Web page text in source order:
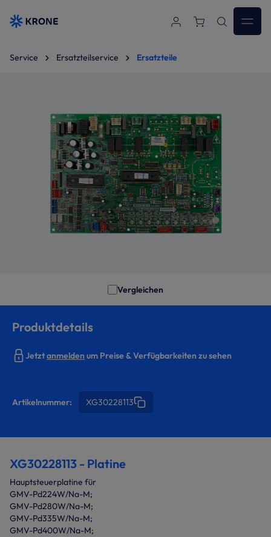
Zum Hauptinhalt springen
Service Ersatzteilservice Ersatzteile
Vergleichen
Produktdetails
Jetztanmeldenum Preise & Verfügbarkeiten zu sehen
Artikelnummer: XG30228113
XG30228113 - Platine
Hauptsteuerplatine für
GMV-Pd224W/Na-M;
GMV-Pd280W/Na-M;
GMV-Pd335W/Na-M;
GMV-Pd400W/Na-M;